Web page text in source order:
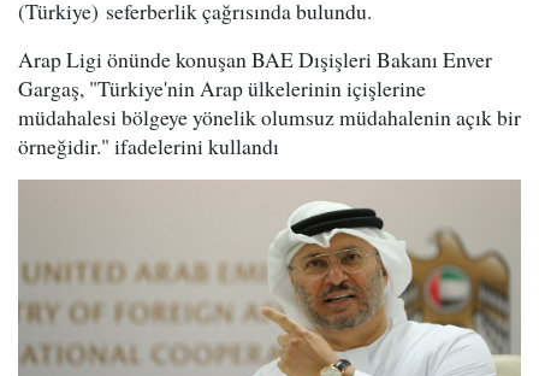
(Türkiye) seferberlik çağrısında bulundu.
Arap Ligi önünde konuşan BAE Dışişleri Bakanı Enver
Gargaş, "Türkiye'nin Arap ülkelerinin içişlerine
müdahalesi bölgeye yönelik olumsuz müdahalenin açık bir
örneğidir." ifadelerini kullandı